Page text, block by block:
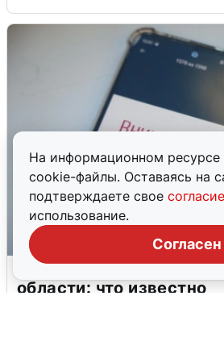
На информационном ресурсе
cookie-файлы. Оставаясь на
подтверждаете свое согласие
использование.
Согласен
Ракетная опасность в
области: что известно